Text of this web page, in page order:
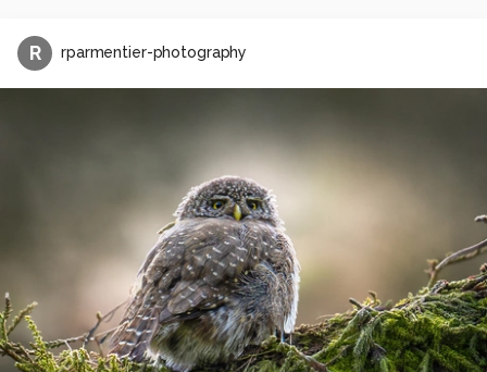
R rparmentier-photography